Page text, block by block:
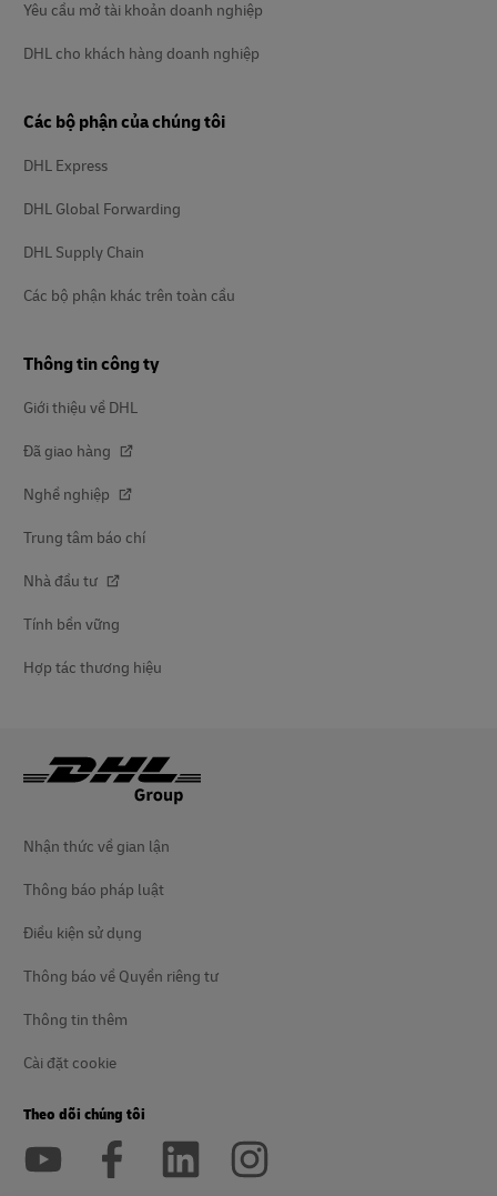
Yêu cầu mở tài khoản doanh nghiệp
DHL cho khách hàng doanh nghiệp
Các bộ phận của chúng tôi
DHL Express
DHL Global Forwarding
DHL Supply Chain
Các bộ phận khác trên toàn cầu
Thông tin công ty
Giới thiệu về DHL
Đã giao hàng
Nghề nghiệp
Trung tâm báo chí
Nhà đầu tư
Tính bền vững
Hợp tác thương hiệu
Nhận thức về gian lận
Thông báo pháp luật
Điều kiện sử dụng
Thông báo về Quyền riêng tư
Thông tin thêm
Cài đặt cookie
Theo dõi chúng tôi